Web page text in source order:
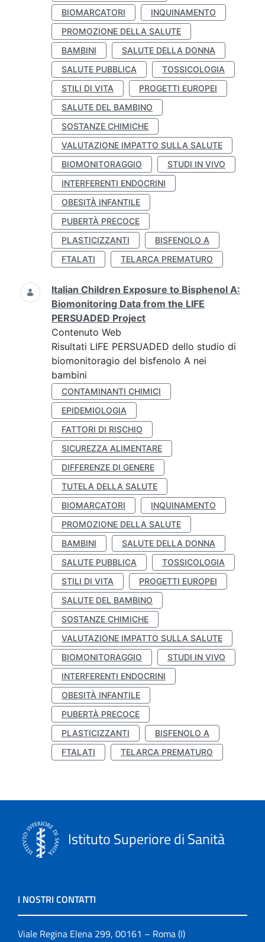
BIOMARCATORI
INQUINAMENTO
PROMOZIONE DELLA SALUTE
BAMBINI
SALUTE DELLA DONNA
SALUTE PUBBLICA
TOSSICOLOGIA
STILI DI VITA
PROGETTI EUROPEI
SALUTE DEL BAMBINO
SOSTANZE CHIMICHE
VALUTAZIONE IMPATTO SULLA SALUTE
BIOMONITORAGGIO
STUDI IN VIVO
INTERFERENTI ENDOCRINI
OBESITÀ INFANTILE
PUBERTÀ PRECOCE
PLASTICIZZANTI
BISFENOLO A
FTALATI
TELARCA PREMATURO
Italian Children Exposure to Bisphenol A:
Biomonitoring Data from the LIFE
PERSUADED Project
Contenuto Web
Risultati LIFE PERSUADED dello studio di
biomonitoragio del bisfenolo A nei
bambini
CONTAMINANTI CHIMICI
EPIDEMIOLOGIA
FATTORI DI RISCHIO
SICUREZZA ALIMENTARE
DIFFERENZE DI GENERE
TUTELA DELLA SALUTE
BIOMARCATORI
INQUINAMENTO
PROMOZIONE DELLA SALUTE
BAMBINI
SALUTE DELLA DONNA
SALUTE PUBBLICA
TOSSICOLOGIA
STILI DI VITA
PROGETTI EUROPEI
SALUTE DEL BAMBINO
SOSTANZE CHIMICHE
VALUTAZIONE IMPATTO SULLA SALUTE
BIOMONITORAGGIO
STUDI IN VIVO
INTERFERENTI ENDOCRINI
OBESITÀ INFANTILE
PUBERTÀ PRECOCE
PLASTICIZZANTI
BISFENOLO A
FTALATI
TELARCA PREMATURO
Istituto Superiore di Sanità
I NOSTRI CONTATTI
Viale Regina Elena 299, 00161 – Roma (I)